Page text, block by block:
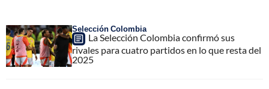
Selección Colombia
La Selección Colombia confirmó sus
rivales para cuatro partidos en lo que resta del
2025